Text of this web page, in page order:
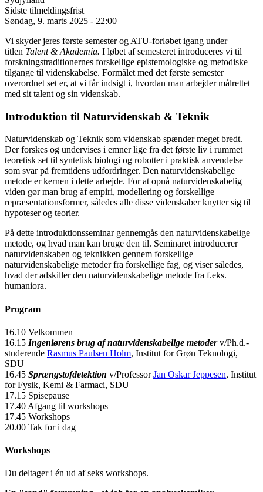
Sidste tilmeldingsfrist
Søndag, 9. marts 2025 - 22:00
Vi skyder jeres første semester og ATU-forløbet igang under
titlen Talent & Akademia. I løbet af semesteret introduceres vi til
forskningstraditionernes forskellige epistemologiske og metodiske
tilgange til videnskabelse. Formålet med det første semester
overordnet set er, at vi får indsigt i, hvordan man arbejder målrettet
med sit talent og sin videnskab.
Introduktion til Naturvidenskab & Teknik
Naturvidenskab og Teknik som videnskab spænder meget bredt.
Der forskes og undervises i emner lige fra det første liv i rummet
teoretisk set til syntetisk biologi og robotter i praktisk anvendelse
som svar på fremtidens udfordringer. Den naturvidenskabelige
metode er kernen i dette arbejde. For at opnå naturvidenskabelig
viden gør man brug af empiri, modellering og forskellige
repræsentationsformer, således alle disse videnskaber knytter sig til
hypoteser og teorier.
På dette introduktionsseminar gennemgås den naturvidenskabelige
metode, og hvad man kan bruge den til. Seminaret introducerer
naturvidenskaben og teknikken gennem forskellige
naturvidenskabelige metoder fra forskellige fag, og viser således,
hvad der adskiller den naturvidenskabelige metode fra f.eks.
humaniora.
Program
16.10 Velkommen
16.15 Ingeniørens brug af naturvidenskabelige metoderv/Ph.d.-
studerende Rasmus Paulsen Holm, Institut for Grøn Teknologi,
SDU
16.45 Sprængstofdetektion v/ProfessorJan Oskar Jeppesen, Institut
for Fysik, Kemi & Farmaci, SDU
17.15 Spisepause
17.40 Afgang til workshops
17.45 Workshops
20.00 Tak for i dag
Workshops
Du deltager i én ud af seks workshops.